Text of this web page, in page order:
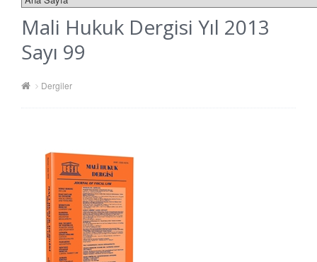
Mali Hukuk Dergisi Yıl 2013
Sayı 99
Dergiler